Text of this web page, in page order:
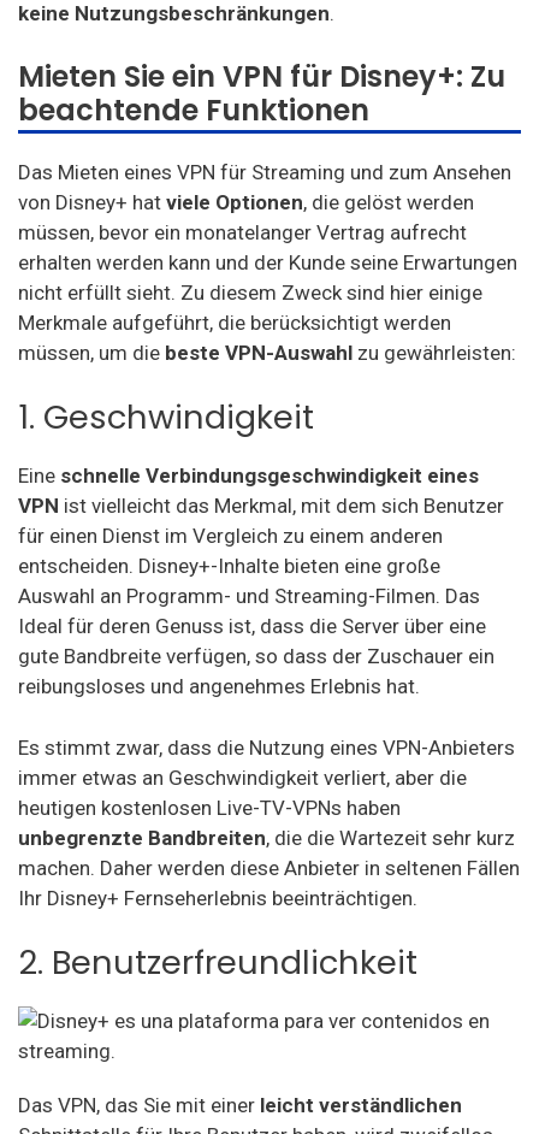
keine Nutzungsbeschränkungen.
Mieten Sie ein VPN für Disney+: Zu
beachtende Funktionen
Das Mieten eines VPN für Streaming und zum Ansehen
von Disney+ hat viele Optionen, die gelöst werden
müssen, bevor ein monatelanger Vertrag aufrecht
erhalten werden kann und der Kunde seine Erwartungen
nicht erfüllt sieht. Zu diesem Zweck sind hier einige
Merkmale aufgeführt, die berücksichtigt werden
müssen, um die beste VPN-Auswahl zu gewährleisten:
1. Geschwindigkeit
Eine schnelle Verbindungsgeschwindigkeit eines
VPN ist vielleicht das Merkmal, mit dem sich Benutzer
für einen Dienst im Vergleich zu einem anderen
entscheiden. Disney+-Inhalte bieten eine große
Auswahl an Programm- und Streaming-Filmen. Das
Ideal für deren Genuss ist, dass die Server über eine
gute Bandbreite verfügen, so dass der Zuschauer ein
reibungsloses und angenehmes Erlebnis hat.
Es stimmt zwar, dass die Nutzung eines VPN-Anbieters
immer etwas an Geschwindigkeit verliert, aber die
heutigen kostenlosen Live-TV-VPNs haben
unbegrenzte Bandbreiten, die die Wartezeit sehr kurz
machen. Daher werden diese Anbieter in seltenen Fällen
Ihr Disney+ Fernseherlebnis beeinträchtigen.
2. Benutzerfreundlichkeit
Das VPN, das Sie mit einer leicht verständlichen